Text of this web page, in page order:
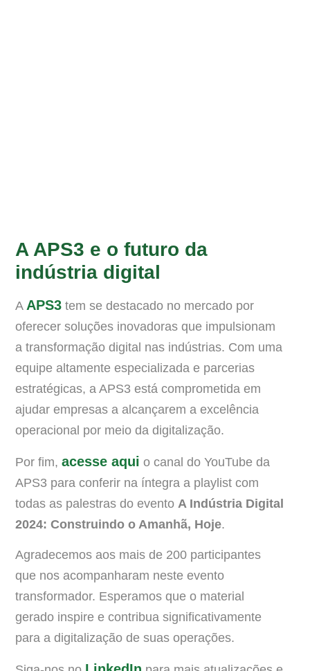
A APS3 e o futuro da
indústria digital
A APS3 tem se destacado no mercado por
oferecer soluções inovadoras que impulsionam
a transformação digital nas indústrias. Com uma
equipe altamente especializada e parcerias
estratégicas, a APS3 está comprometida em
ajudar empresas a alcançarem a excelência
operacional por meio da digitalização.
Por fim, acesse aqui o canal do YouTube da
APS3 para conferir na íntegra a playlist com
todas as palestras do evento A Indústria Digital
2024: Construindo o Amanhã, Hoje.
Agradecemos aos mais de 200 participantes
que nos acompanharam neste evento
transformador. Esperamos que o material
gerado inspire e contribua significativamente
para a digitalização de suas operações.